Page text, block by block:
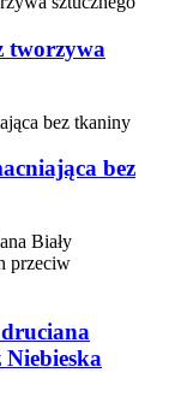
tworzywa
bez
Niebieska